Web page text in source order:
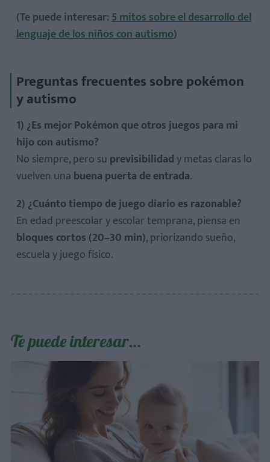
(Te puede interesar:5 mitos sobre el desarrollo del
lenguaje de los niños con autismo)
Preguntas frecuentes sobre pokémon
y autismo
1) ¿Es mejor Pokémon que otros juegos para mi
hijo con autismo?
No siempre, pero su previsibilidady metas claras lo
vuelven una buena puerta de entrada.
2) ¿Cuánto tiempo de juego diario es razonable?
En edad preescolar y escolar temprana, piensa en
bloques cortos (20–30 min), priorizando sueño,
escuela y juego físico.
Te puede interesar…